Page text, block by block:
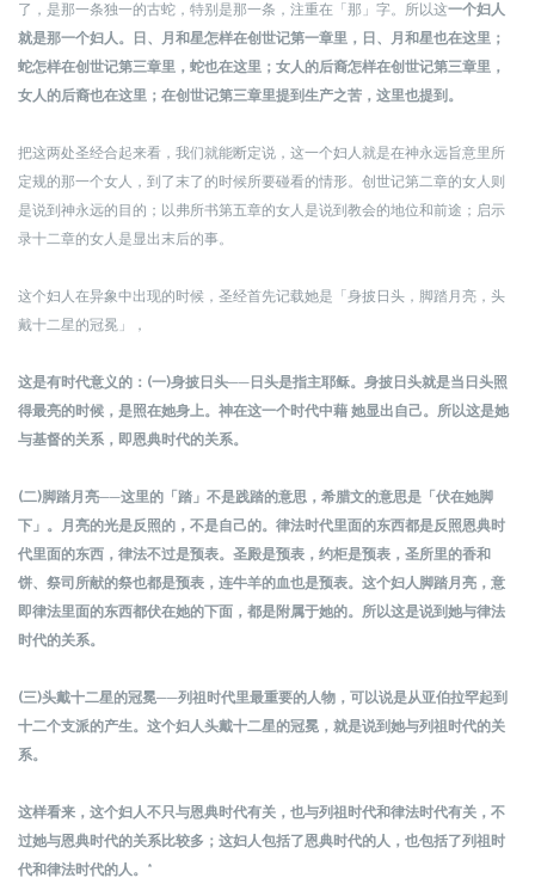
了，是那一条独一的古蛇，特别是那一条，注重在「那」字。所以这一个妇人
就是那一个妇人。日、月和星怎样在创世记第一章里，日、月和星也在这里；
蛇怎样在创世记第三章里，蛇也在这里；女人的后裔怎样在创世记第三章里，
女人的后裔也在这里；在创世记第三章里提到生产之苦，这里也提到。
把这两处圣经合起来看，我们就能断定说，这一个妇人就是在神永远旨意里所
定规的那一个女人，到了末了的时候所要碰看的情形。创世记第二章的女人则
是说到神永远的目的；以弗所书第五章的女人是说到教会的地位和前途；启示
录十二章的女人是显出末后的事。
这个妇人在异象中出现的时候，圣经首先记载她是「身披日头，脚踏月亮，头
戴十二星的冠冕」，
这是有时代意义的： (一)身披日头──日头是指主耶稣。身披日头就是当日头照
得最亮的时候，是照在她身上。神在这一个时代中藉 她显出自己。所以这是她
与基督的关系，即恩典时代的关系。
(二)脚踏月亮──这里的「踏」不是践踏的意思，希腊文的意思是「伏在她脚
下」。月亮的光是反照的，不是自己的。律法时代里面的东西都是反照恩典时
代里面的东西，律法不过是预表。圣殿是预表，约柜是预表，圣所里的香和
饼、祭司所献的祭也都是预表，连牛羊的血也是预表。这个妇人脚踏月亮，意
即律法里面的东西都伏在她的下面，都是附属于她的。所以这是说到她与律法
时代的关系。
(三)头戴十二星的冠冕──列祖时代里最重要的人物，可以说是从亚伯拉罕起到
十二个支派的产生。这个妇人头戴十二星的冠冕，就是说到她与列祖时代的关
系。
这样看来，这个妇人不只与恩典时代有关，也与列祖时代和律法时代有关，不
过她与恩典时代的关系比较多；这妇人包括了恩典时代的人，也包括了列祖时
代和律法时代的人。*